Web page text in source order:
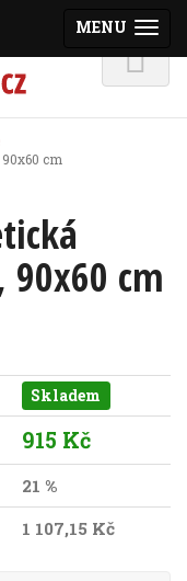
cm
90x60 cm
Skladem
915 Kč
21 %
1 107,15 Kč
MENU